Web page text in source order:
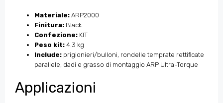
Materiale: ARP2000
Finitura: Black
Confezione: KIT
Peso kit: 4.3 kg
Include: prigionieri/bulloni, rondelle temprate rettificate
parallele, dadi e grasso di montaggio ARP Ultra-Torque
Applicazioni